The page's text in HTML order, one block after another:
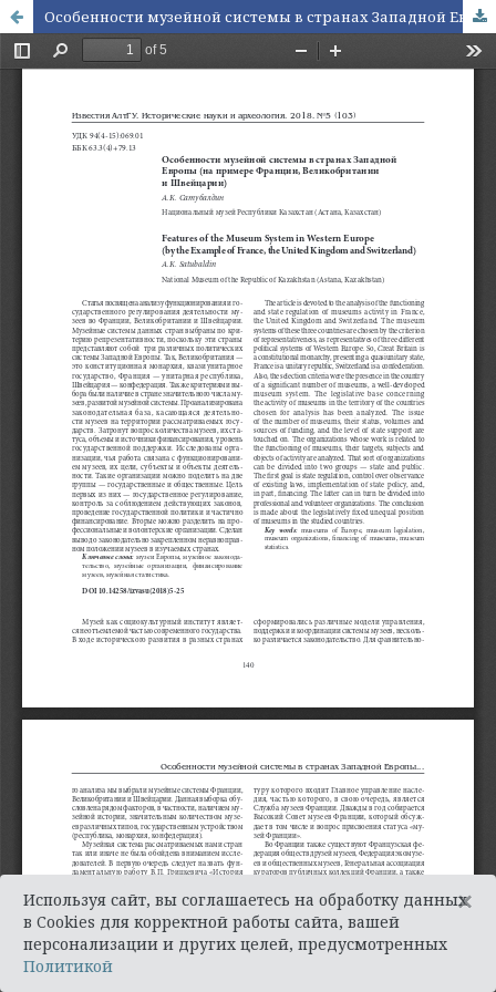
Особенности музейной системы в странах Западной Европы (на примере Франции, Великобритании и Швейцарии)
Используя сайт, вы соглашаетесь на обработку данных
в Cookies для корректной работы сайта, вашей
персонализации и других целей, предусмотренных
Политикой
×